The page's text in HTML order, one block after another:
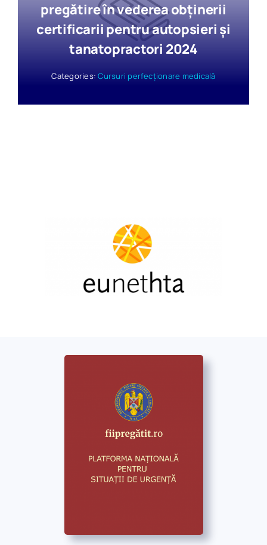
pregătire în vederea obținerii
certificarii pentru autopsieri și
tanatopractori 2024
Categories:Cursuri perfecționare medicală